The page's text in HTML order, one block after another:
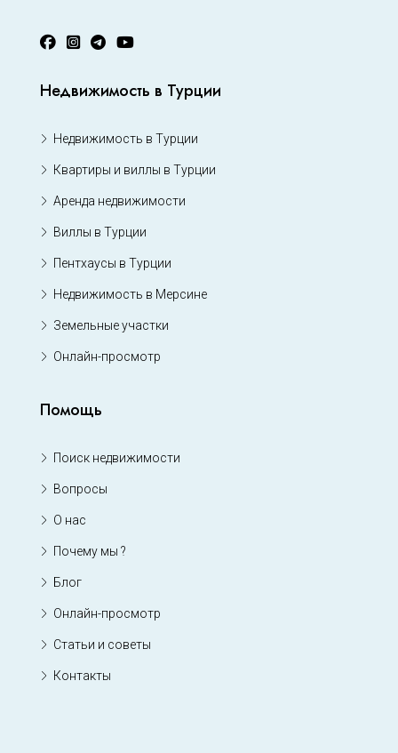
Недвижимость в Турции
Недвижимость в Турции
Квартиры и виллы в Турции
Аренда недвижимости
Виллы в Турции
Пентхаусы в Турции
Недвижимость в Мерсине
Земельные участки
Онлайн-просмотр
Помощь
Поиск недвижимости
Вопросы
О нас
Почему мы ?
Блог
Онлайн-просмотр
Статьи и советы
Контакты